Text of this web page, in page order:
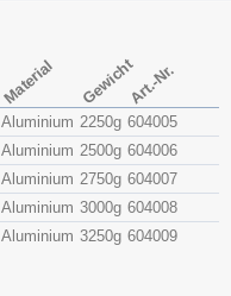
Material GewichtArt.-Nr.
Aluminium 2250g 604005
Aluminium 2500g 604006
Aluminium 2750g 604007
Aluminium 3000g 604008
Aluminium 3250g 604009